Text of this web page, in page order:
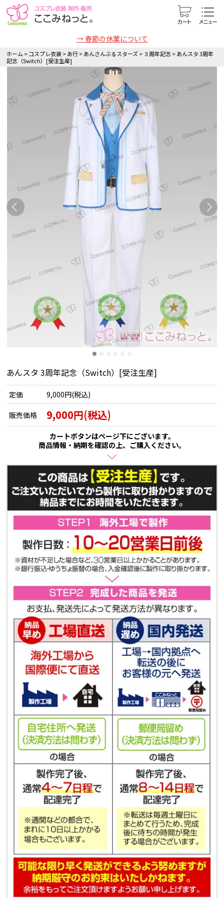
→ 春節の休業について
ホーム >コスプレ衣装>あ行>あんさんぶるスターズ> ３周年記念>あんスタ 3周年
記念（Switch）[受注生産]
あんスタ 3周年記念（Switch）[受注生産]
定価 9,000円(税込)
販売価格 9,000円(税込)
カートボタンはページ下にございます。
商品情報・納期を確認の上、ご購入ください。